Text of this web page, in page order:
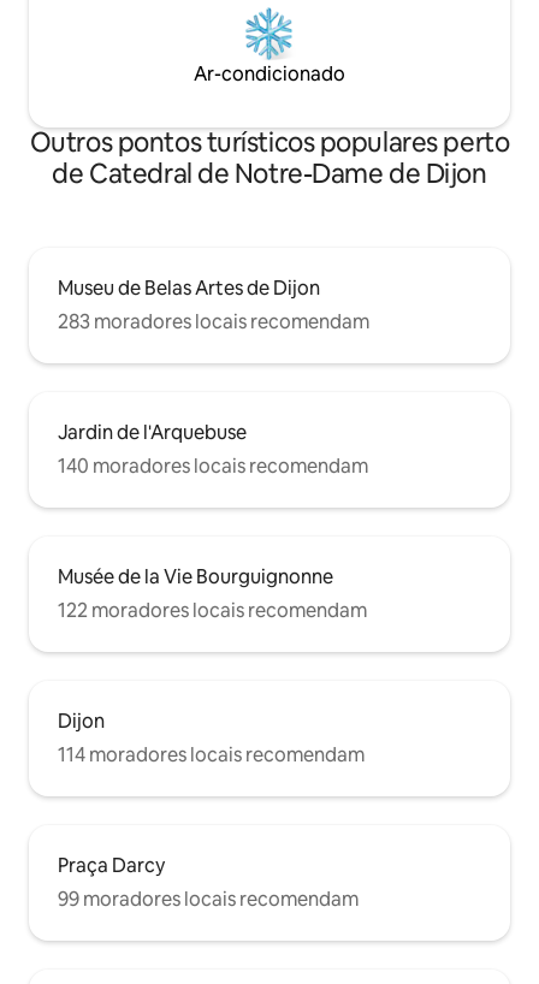
Ar-condicionado
Outros pontos turísticos populares perto
de Catedral de Notre-Dame de Dijon
Museu de Belas Artes de Dijon
283 moradores locais recomendam
Jardin de l'Arquebuse
140 moradores locais recomendam
Musée de la Vie Bourguignonne
122 moradores locais recomendam
Dijon
114 moradores locais recomendam
Praça Darcy
99 moradores locais recomendam